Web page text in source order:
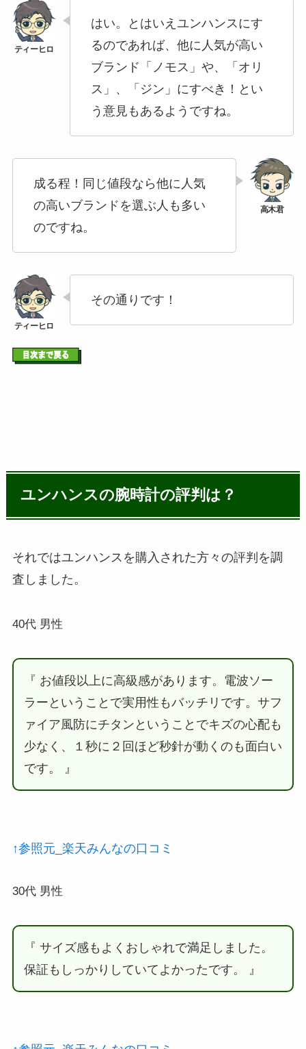
はい。とはいえユンハンスにす
るのであれば、他に人気が高い
ブランド「ノモス」や、「オリ
ス」、「ジン」にすべき！とい
う意見もあるようですね。
成る程！同じ値段なら他に人気
の高いブランドを選ぶ人も多い
のですね。
その通りです！
ユンハンスの腕時計の評判は？
それではユンハンスを購入された方々の評判を調
査しました。
40代 男性
『 お値段以上に高級感があります。電波ソー
ラーということで実用性もバッチリです。サフ
ァイア風防にチタンということでキズの心配も
少なく、１秒に２回ほど秒針が動くのも面白い
です。 』
↑参照元_楽天みんなの口コミ
30代 男性
『 サイズ感もよくおしゃれで満足しました。
保証もしっかりしていてよかったです。 』